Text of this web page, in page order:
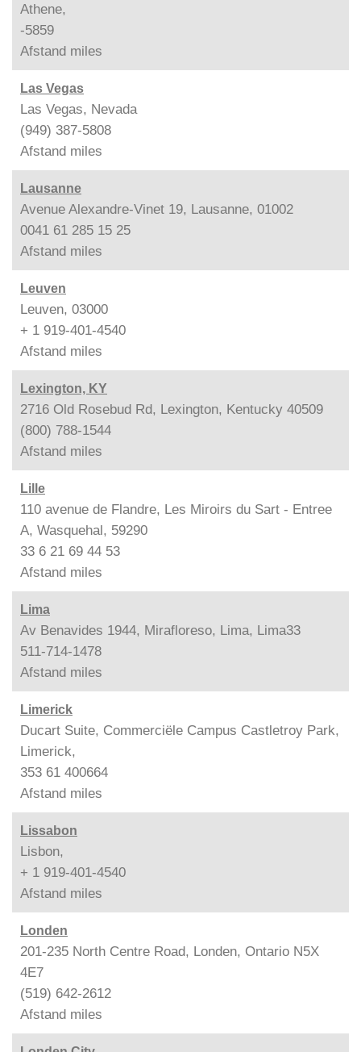
Athene,
-5859
Afstand miles
Las Vegas
Las Vegas, Nevada
(949) 387-5808
Afstand miles
Lausanne
Avenue Alexandre-Vinet 19, Lausanne, 01002
0041 61 285 15 25
Afstand miles
Leuven
Leuven, 03000
+ 1 919-401-4540
Afstand miles
Lexington, KY
2716 Old Rosebud Rd, Lexington, Kentucky 40509
(800) 788-1544
Afstand miles
Lille
110 avenue de Flandre, Les Miroirs du Sart - Entree
A, Wasquehal, 59290
33 6 21 69 44 53
Afstand miles
Lima
Av Benavides 1944, Mirafloreso, Lima, Lima33
511-714-1478
Afstand miles
Limerick
Ducart Suite, Commerciële Campus Castletroy Park,
Limerick,
353 61 400664
Afstand miles
Lissabon
Lisbon,
+ 1 919-401-4540
Afstand miles
Londen
201-235 North Centre Road, Londen, Ontario N5X
4E7
(519) 642-2612
Afstand miles